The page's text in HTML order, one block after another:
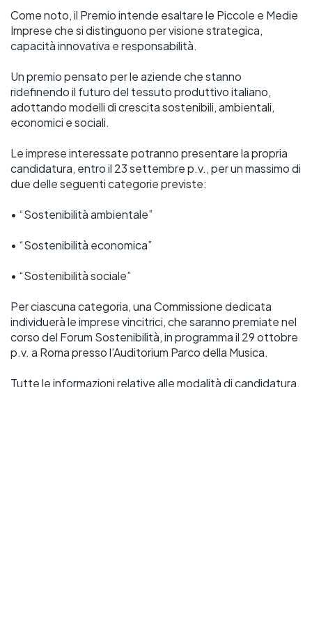
Come noto, il Premio intende esaltare le Piccole e Medie
Imprese che si distinguono per visione strategica,
capacità innovativa e responsabilità.
Un premio pensato per le aziende che stanno
ridefinendo il futuro del tessuto produttivo italiano,
adottando modelli di crescita sostenibili, ambientali,
economici e sociali.
Le imprese interessate potranno presentare la propria
candidatura, entro il 23 settembre p.v., per un massimo di
due delle seguenti categorie previste:
• “Sostenibilità ambientale”
• “Sostenibilità economica”
• “Sostenibilità sociale”
Per ciascuna categoria, una Commissione dedicata
individuerà le imprese vincitrici, che saranno premiate nel
corso del Forum Sostenibilità, in programma il 29 ottobre
p.v. a Roma presso l’Auditorium Parco della Musica.
Tutte le informazioni relative alle modalità di candidatura,